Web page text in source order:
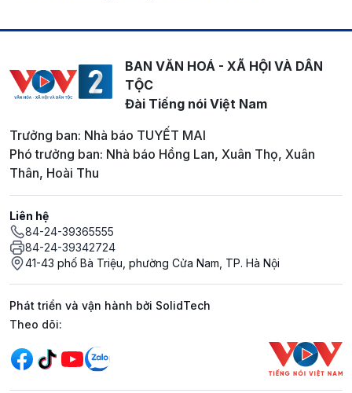
BAN VĂN HOÁ - XÃ HỘI VÀ DÂN
TỘC
Đài Tiếng nói Việt Nam
Trưởng ban: Nhà báo TUYẾT MAI
Phó trưởng ban: Nhà báo Hồng Lan, Xuân Thọ, Xuân
Thân, Hoài Thu
Liên hệ
84-24-39365555
84-24-39342724
41-43 phố Bà Triệu, phường Cửa Nam, TP. Hà Nội
Phát triển và vận hành bởi SolidTech
Mạng xã hội
Theo dõi: